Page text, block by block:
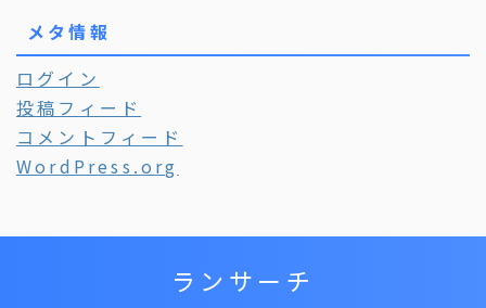
メタ情報
ログイン
投稿フィード
コメントフィード
WordPress.org
ランサーチ